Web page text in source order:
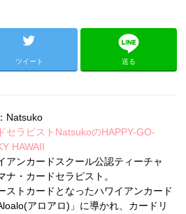
ツイート 送る
Natsuko
セラピストNatsukoのHAPPY-GO-
HAWAII
アンカードスクール公認ティーチャ
ナ・カードセラピスト。
ストカードとなったハワイアンカード
アロアロ)」に導かれ、カードリ